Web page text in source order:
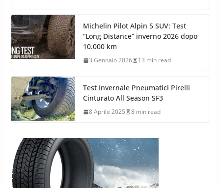
Michelin Pilot Alpin 5 SUV: Test
“Long Distance” inverno 2026 dopo
10.000 km
3 Gennaio 2026 13 min read
Test Invernale Pneumatici Pirelli
Cinturato All Season SF3
8 Aprile 2025 8 min read